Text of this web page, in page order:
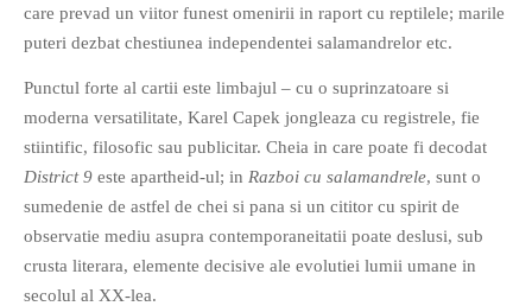
GloryBox.ro
PRIETENI DIN BREASLA
Filme-Carti.ro
care prevad un viitor funest omenirii in raport cu reptilele; marile
puteri dezbat chestiunea independentei salamandrelor etc.
Punctul forte al cartii este limbajul – cu o suprinzatoare si
moderna versatilitate, Karel Capek jongleaza cu registrele, fie
stiintific, filosofic sau publicitar. Cheia in care poate fi decodat
District 9 este apartheid-ul; in Razboi cu salamandrele, sunt o
sumedenie de astfel de chei si pana si un cititor cu spirit de
observatie mediu asupra contemporaneitatii poate deslusi, sub
crusta literara, elemente decisive ale evolutiei lumii umane in
secolul al XX-lea.